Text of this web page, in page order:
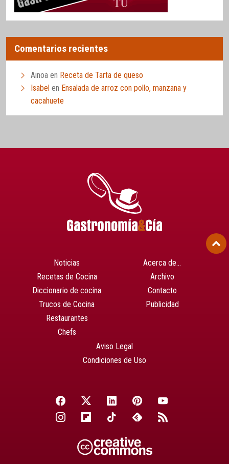
Comentarios recientes
Ainoa en Receta de Tarta de queso
Isabel en Ensalada de arroz con pollo, manzana y
cacahuete
Noticias
Recetas de Cocina
Diccionario de cocina
Trucos de Cocina
Restaurantes
Chefs
Acerca de…
Archivo
Contacto
Publicidad
Aviso Legal
Condiciones de Uso